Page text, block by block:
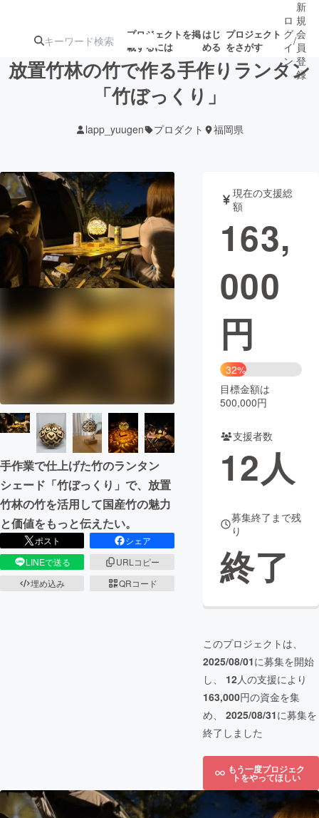
プロジェクトを掲
載するには
はじ
める
プロジェクト
をさがす
ターン
注目の新着プロ
ジェクト
募集終了が近いプ
ロジェクト
アート・写真 音楽
テクノロジー・ガジェット ゲーム・サ
映像・映画
ビジネス・起業
まちづくり・地域活性化
CAMPFIRE for Social Good
CAMPFIRE Creation
CAMPFIREふるさと納税machi-ya コミュニティ
ロ
グ
イ
ン
/
新
規
会
員
登
録
放置竹林の竹で作る手作りランタン
「竹ぼっくり」
lapp_yuugen プロダクト 福岡県
手作業で仕上げた竹のランタン
シェード「竹ぼっくり」で、放置
竹林の竹を活用して国産竹の魅力
と価値をもっと伝えたい。
ポスト
シェア
LINEで送る
URLコピー
埋め込み
QRコード
現在の支援総
額
163,
000
円
32%
目標金額は
500,000円
支援者数
12人
募集終了まで残
り
終了
このプロジェクトは、
2025/08/01に募集を開始
し、 12人の支援により
163,000円の資金を集
め、 2025/08/31に募集を
終了しました
もう一度プロジェク
トをやってほしい